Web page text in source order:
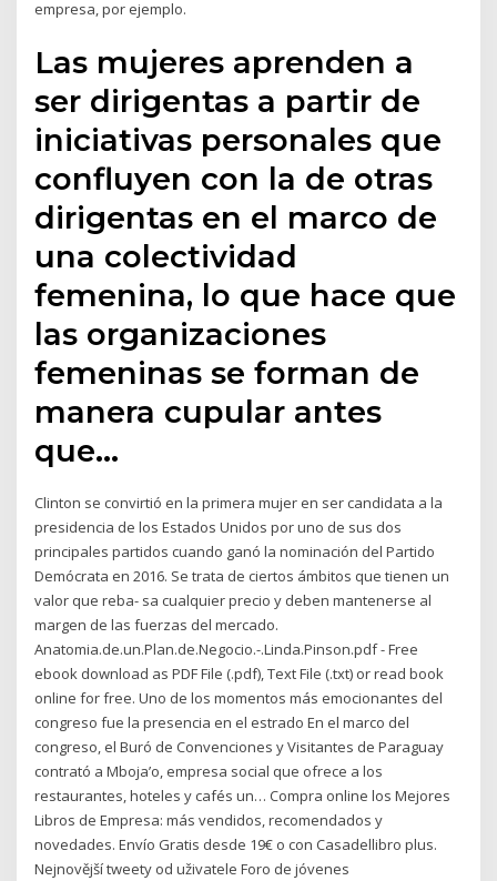
empresa, por ejemplo.
Las mujeres aprenden a
ser dirigentas a partir de
iniciativas personales que
confluyen con la de otras
dirigentas en el marco de
una colectividad
femenina, lo que hace que
las organizaciones
femeninas se forman de
manera cupular antes
que…
Clinton se convirtió en la primera mujer en ser candidata a la
presidencia de los Estados Unidos por uno de sus dos
principales partidos cuando ganó la nominación del Partido
Demócrata en 2016. Se trata de ciertos ámbitos que tienen un
valor que reba- sa cualquier precio y deben mantenerse al
margen de las fuerzas del mercado.
Anatomia.de.un.Plan.de.Negocio.-.Linda.Pinson.pdf - Free
ebook download as PDF File (.pdf), Text File (.txt) or read book
online for free. Uno de los momentos más emocionantes del
congreso fue la presencia en el estrado En el marco del
congreso, el Buró de Convenciones y Visitantes de Paraguay
contrató a Mboja’o, empresa social que ofrece a los
restaurantes, hoteles y cafés un… Compra online los Mejores
Libros de Empresa: más vendidos, recomendados y
novedades. Envío Gratis desde 19€ o con Casadellibro plus.
Nejnovější tweety od uživatele Foro de jóvenes